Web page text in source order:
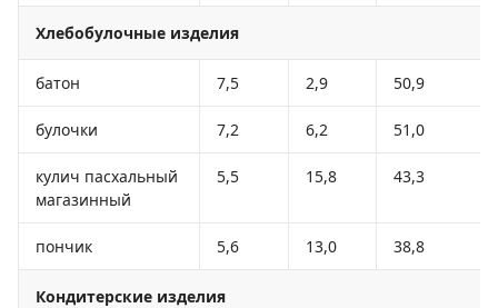
Хлебобулочные изделия
батон 7,5 2,9 50,9
булочки 7,2 6,2 51,0
кулич пасхальный
магазинный
5,5 15,8 43,3
пончик 5,6 13,0 38,8
Кондитерские изделия